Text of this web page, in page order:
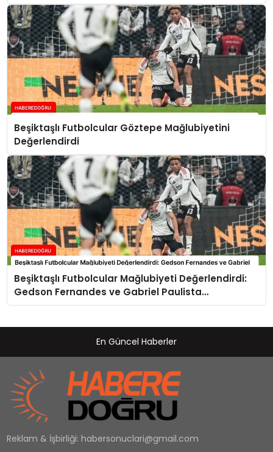
Beşiktaşlı Futbolcular Göztepe Mağlubiyetini
Değerlendirdi
Beşiktaşlı Futbolcular Mağlubiyeti Değerlendirdi:
Gedson Fernandes ve Gabriel Paulista
Açıklamalarda Bulundu
En Güncel Haberler
Reklam & İşbirliği: habersonuclari@gmail.com